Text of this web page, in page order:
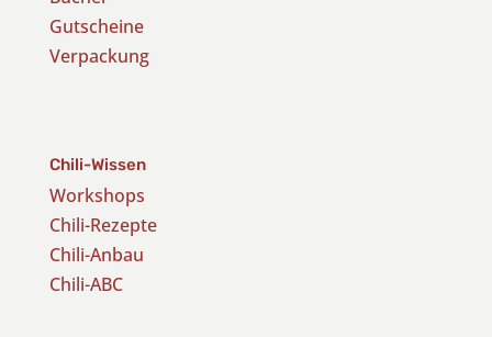
Gutscheine
Verpackung
Chili-Wissen
Workshops
Chili-Rezepte
Chili-Anbau
Chili-ABC